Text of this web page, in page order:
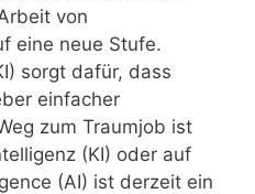
von
eine neue Stufe.
sorgt dafür, dass
einfacher
zum Traumjob ist
(KI) oder auf
(AI) ist derzeit ein